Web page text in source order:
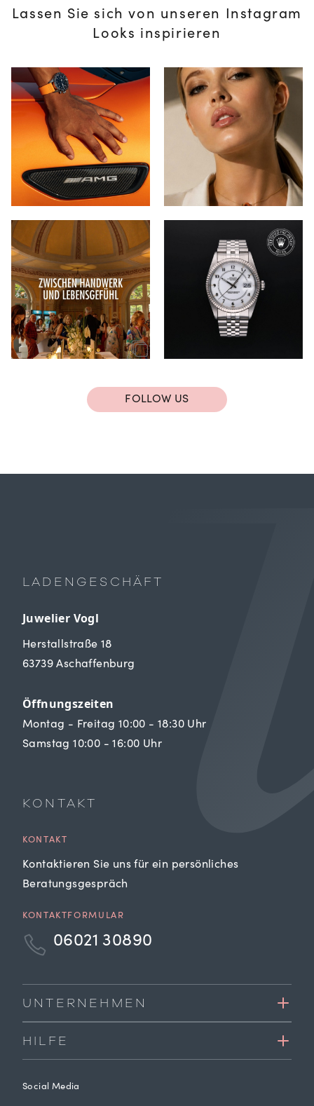
Lassen Sie sich von unseren Instagram
Looks inspirieren
FOLLOW US
LADENGESCHÄFT
Juwelier Vogl
Herstallstraße 18
63739 Aschaffenburg
Öffnungszeiten
Montag - Freitag 10:00 - 18:30 Uhr
Samstag 10:00 - 16:00 Uhr
KONTAKT
KONTAKT
Kontaktieren Sie uns für ein persönliches
Beratungsgespräch
KONTAKTFORMULAR
06021 30890
UNTERNEHMEN
HILFE
Social Media